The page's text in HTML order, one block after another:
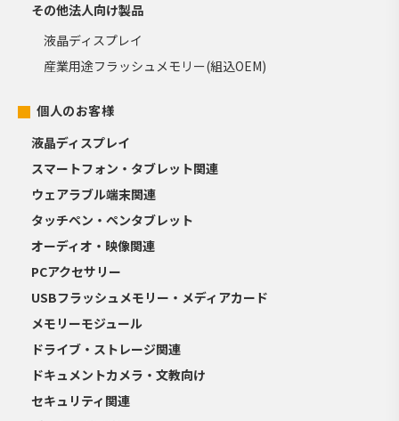
その他法人向け製品
液晶ディスプレイ
産業用途フラッシュメモリー(組込OEM)
個人のお客様
液晶ディスプレイ
スマートフォン・タブレット関連
ウェアラブル端末関連
タッチペン・ペンタブレット
オーディオ・映像関連
PCアクセサリー
USBフラッシュメモリー・メディアカード
メモリーモジュール
ドライブ・ストレージ関連
ドキュメントカメラ・文教向け
セキュリティ関連